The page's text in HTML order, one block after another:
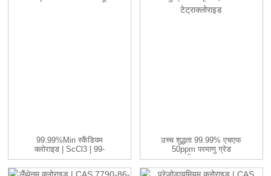
99.99%min स्कैंडियम
क्लोराइड | ScCl3 | 99-
99.999...
उच्च शुद्धता 99.99% एचएफ
50ppm परमाणु ग्रेड
रिफाइन...